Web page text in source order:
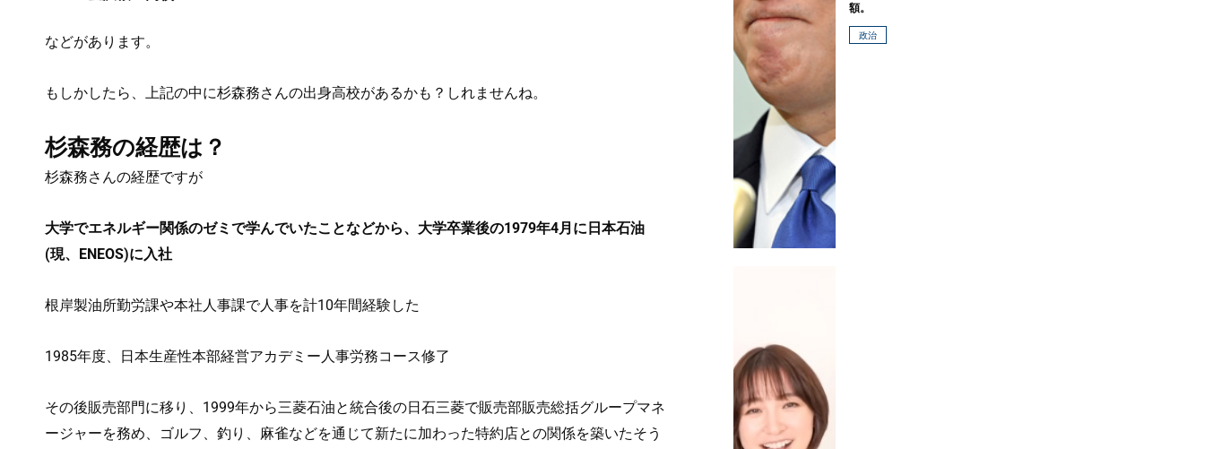
などがあります。
もしかしたら、上記の中に杉森務さんの出身高校があるかも？しれませんね。
杉森務の経歴は？
杉森務さんの経歴ですが
大学でエネルギー関係のゼミで学んでいたことなどから、大学卒業後の1979年4月に日本石油
(現、ENEOS)に入社
根岸製油所勤労課や本社人事課で人事を計10年間経験 した
1985年度、日本生産性本部経営アカデミー人事労務コース修了
その後販売部門に移り、1999年から三菱石油と統合後の日石三菱で販売部販売総括グループマネ
ージャーを務め、ゴルフ、釣り、麻雀などを通じて新たに加わった特約店との関係を築いたそう
額。
政治